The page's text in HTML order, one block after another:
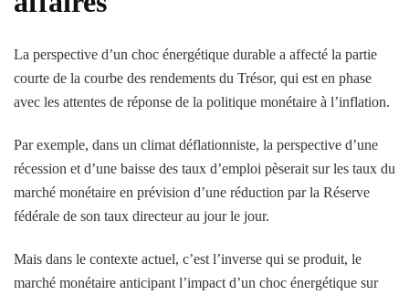
La perspective d’un choc énergétique durable a affecté la partie
courte de la courbe des rendements du Trésor, qui est en phase
avec les attentes de réponse de la politique monétaire à l’inflation.
Par exemple, dans un climat déflationniste, la perspective d’une
récession et d’une baisse des taux d’emploi pèserait sur les taux du
marché monétaire en prévision d’une réduction par la Réserve
fédérale de son taux directeur au jour le jour.
Mais dans le contexte actuel, c’est l’inverse qui se produit, le
marché monétaire anticipant l’impact d’un choc énergétique sur